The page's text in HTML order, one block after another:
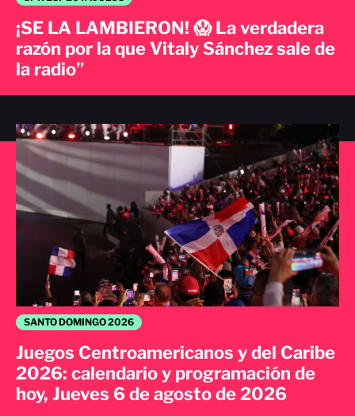
SANTO DOMINGO 2026
Juegos Centroamericanos y del Caribe
2026: calendario y programación de
hoy, Jueves 6 de agosto de 2026
¡SE LA LAMBIERON! 😱 La verdadera
razón por la que Vitaly Sánchez sale de
la radio”